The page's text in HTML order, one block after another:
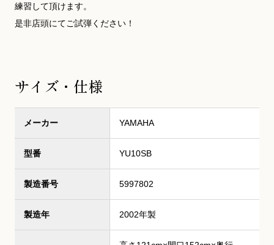
練習して頂けます。
是非店頭にてご試弾ください！
サイズ・仕様
メーカー YAMAHA
型番 YU10SB
製造番号 5997802
製造年 2002年製